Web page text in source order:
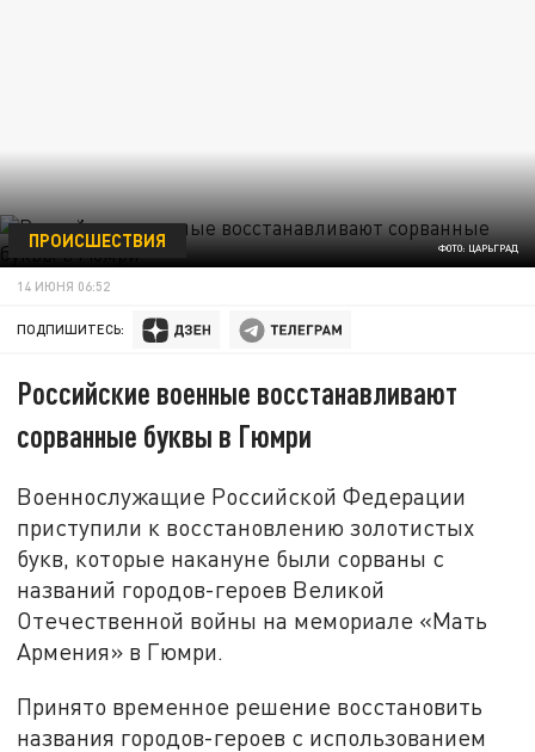
ФОТО: ЦАРЬГРАД
ПРОИСШЕСТВИЯ
14 ИЮНЯ 06:52
ПОДПИШИТЕСЬ:
Российские военные восстанавливают
сорванные буквы в Гюмри
Военнослужащие Российской Федерации
приступили к восстановлению золотистых
букв, которые накануне были сорваны с
названий городов-героев Великой
Отечественной войны на мемориале «Мать
Армения» в Гюмри.
Принято временное решение восстановить
названия городов-героев с использованием